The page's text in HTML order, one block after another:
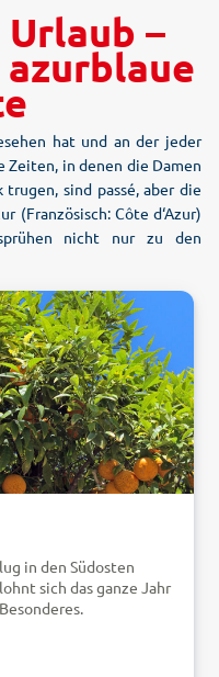
Urlaub –
azurblaue
hat und an der jeder
Zeiten, in denen die Damen
sind passé, aber die
(Französisch: Côte d‘Azur)
nicht nur zu den
in den Südosten
sich das ganze Jahr
und mild. Für